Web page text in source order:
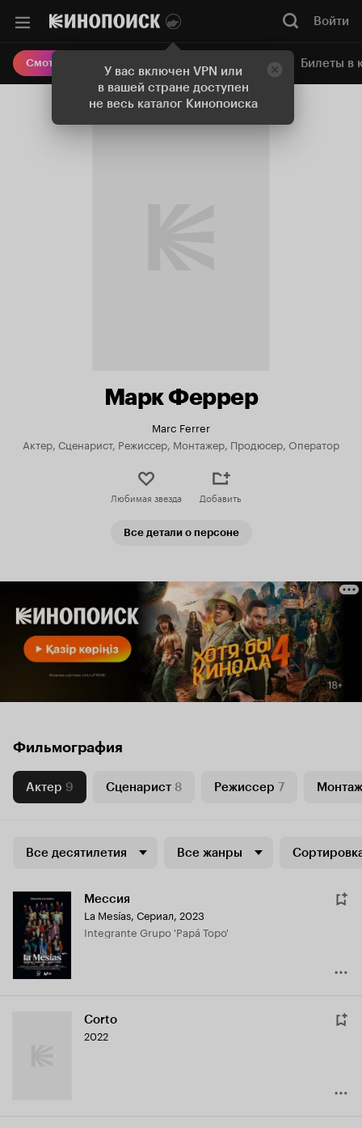
У вас включен VPN или
в вашей стране доступен
не весь каталог Кинопоиска
Войти
Смотреть кино Онлайн-кинотеатр Билеты в
Марк Феррер
Marc Ferrer
Актер, Сценарист, Режиссер, Монтажер, Продюсер, Оператор
Любимая звезда Добавить
Все детали о персоне
Фильмография
Актер 9 Сценарист 8 Режиссер 7
Все десятилетия Все жанры
Мессия
La Mesías, Сериал, 2023
Integrante Grupo 'Papá Topo'
Corto
2022